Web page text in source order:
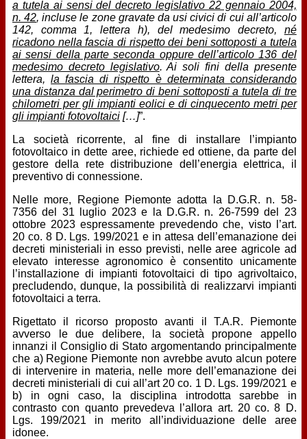
a tutela ai sensi del decreto legislativo 22 gennaio 2004,
n. 42, incluse le zone gravate da usi civici di cui all’articolo
142, comma 1, lettera h), del medesimo decreto, né
ricadono nella fascia di rispetto dei beni sottoposti a tutela
ai sensi della parte seconda oppure dell’articolo 136 del
medesimo decreto legislativo. Ai soli fini della presente
lettera,la fascia di rispetto è determinata considerando
una distanza dal perimetro di beni sottoposti a tutela di tre
chilometri per gli impianti eolici e di cinquecento metri per
gli impianti fotovoltaici […]”.
La società ricorrente, al fine di installare l’impianto
fotovoltaico in dette aree, richiede ed ottiene, da parte del
gestore della rete distribuzione dell’energia elettrica, il
preventivo di connessione.
Nelle more, Regione Piemonte adotta la D.G.R. n. 58-
7356 del 31 luglio 2023 e la D.G.R. n. 26-7599 del 23
ottobre 2023 espressamente prevedendo che, visto l’art.
20 co. 8 D. Lgs. 199/2021 e in attesa dell’emanazione dei
decreti ministeriali in esso previsti, nelle aree agricole ad
elevato interesse agronomico è consentito unicamente
l’installazione di impianti fotovoltaici di tipo agrivoltaico,
precludendo, dunque, la possibilità di realizzarvi impianti
fotovoltaici a terra.
Rigettato il ricorso proposto avanti il T.A.R. Piemonte
avverso le due delibere, la società propone appello
innanzi il Consiglio di Stato argomentando principalmente
che a) Regione Piemonte non avrebbe avuto alcun potere
di intervenire in materia, nelle more dell’emanazione dei
decreti ministeriali di cui all’art 20 co. 1 D. Lgs. 199/2021 e
b) in ogni caso, la disciplina introdotta sarebbe in
contrasto con quanto prevedeva l’allora art. 20 co. 8 D.
Lgs. 199/2021 in merito all’individuazione delle aree
idonee.